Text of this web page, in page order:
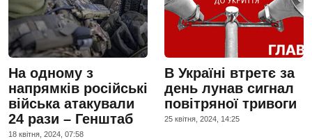
На одному з
напрямків російські
війська атакували
24 рази – Генштаб
18 квiтня, 2024, 07:58
В Україні втретє за
день лунав сигнал
повітряної тривоги
25 квiтня, 2024, 14:25